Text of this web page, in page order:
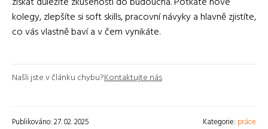
kolegy, zlepšíte si soft skills, pracovní návyky a hlavně zjistíte,
co vás vlastně baví a v čem vynikáte.
Našli jste v článku chybu?Kontaktujte nás
Publikováno: 27. 02. 2025 Kategorie: práce